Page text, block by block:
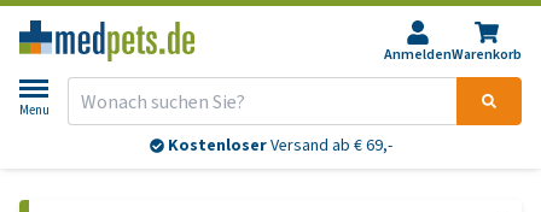
AnmeldenWarenkorb
Menu
KostenloserVersand ab € 69,-